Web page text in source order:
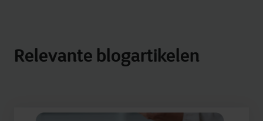
Relevante blogartikelen